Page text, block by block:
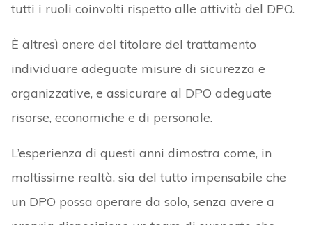
tutti i ruoli coinvolti rispetto alle attività del DPO.
È altresì onere del titolare del trattamento
individuare adeguate misure di sicurezza e
organizzative, e assicurare al DPO adeguate
risorse, economiche e di personale.
L’esperienza di questi anni dimostra come, in
moltissime realtà, sia del tutto impensabile che
un DPO possa operare da solo, senza avere a